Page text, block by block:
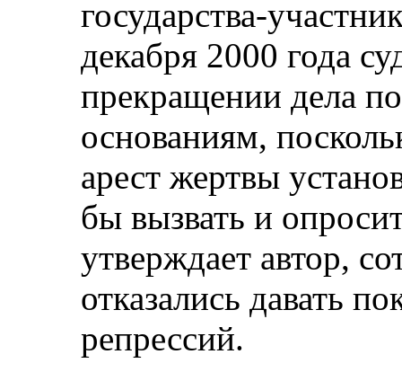
государства-
декабря 2000 года
прекращении дела
основаниям,
арест жертвы
бы вызвать и
утверждает автор,
отказались давать
репрессий.